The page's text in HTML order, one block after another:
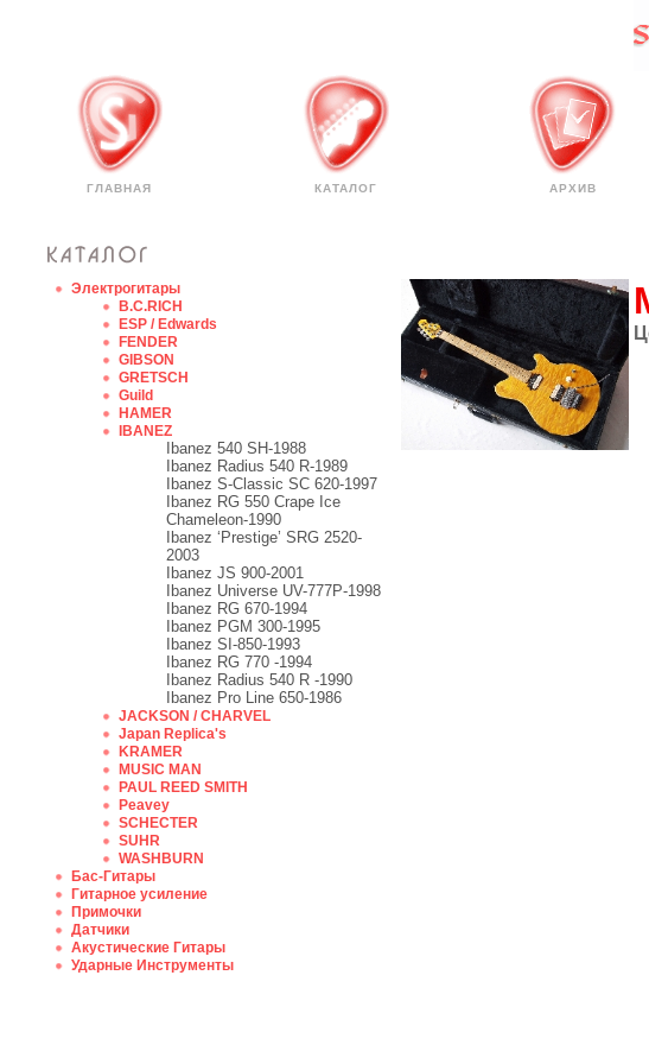
ГЛАВНАЯ КАТАЛОГ АРХИВ
Электрогитары
B.C.RICH
ESP / Edwards
FENDER
GIBSON
GRETSCH
Guild
HAMER
IBANEZ
Ibanez 540 SH-1988
Ibanez Radius 540 R-1989
Ibanez S-Classic SC 620-1997
Ibanez RG 550 Crape Ice
Chameleon-1990
Ibanez ‘Prestige’ SRG 2520-
2003
Ibanez JS 900-2001
Ibanez Universe UV-777P-1998
Ibanez RG 670-1994
Ibanez PGM 300-1995
Ibanez SI-850-1993
Ibanez RG 770 -1994
Ibanez Radius 540 R -1990
Ibanez Pro Line 650-1986
JACKSON / CHARVEL
Japan Replica's
KRAMER
MUSIC MAN
PAUL REED SMITH
Peavey
SCHECTER
SUHR
WASHBURN
Бас-Гитары
Гитарное усиление
Примочки
Датчики
Акустические Гитары
Ударные Инструменты